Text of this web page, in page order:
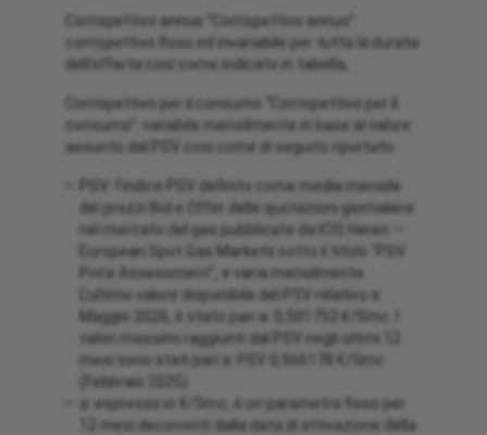
Corrispettivo annuo “Corrispettivo annuo”:
corrispettivo fisso ed invariabile per tutta la durata
dell’offerta così come indicato in tabella;
Corrispettivo per il consumo “Corrispettivo per il
consumo”: variabile mensilmente in base al valore
assunto dal PSV così come di seguito riportato:
PSV: l’indice PSV definito come media mensile
dei prezzi Bid e Offer delle quotazioni giornaliere
nel mercato del gas pubblicate da ICIS Heren —
European Spot Gas Markets sotto il titolo “PSV
Price Assessment”, e varia mensilmente.
L’ultimo valore disponibile del PSV relativo a
Maggio 2026, è stato pari a: 0,501752 €/Smc. I
valori massimi raggiunti dal PSV negli ultimi 12
mesi sono stati pari a: PSV 0,566178 €/Smc
(Febbraio 2025).
α: espresso in €/Smc, è un parametro fisso per
12 mesi decorrenti dalla data di attivazione della